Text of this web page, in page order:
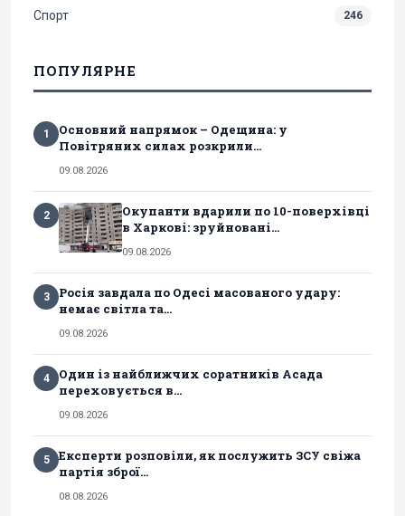
Спорт 246
ПОПУЛЯРНЕ
1
Основний напрямок – Одещина: у
Повітряних силах розкрили...
09.08.2026
2
Окупанти вдарили по 10-поверхівці
в Харкові: зруйновані...
09.08.2026
3
Росія завдала по Одесі масованого удару:
немає світла та...
09.08.2026
4
Один із найближчих соратників Асада
переховується в...
09.08.2026
5
Експерти розповіли, як послужить ЗСУ свіжа
партія зброї...
08.08.2026